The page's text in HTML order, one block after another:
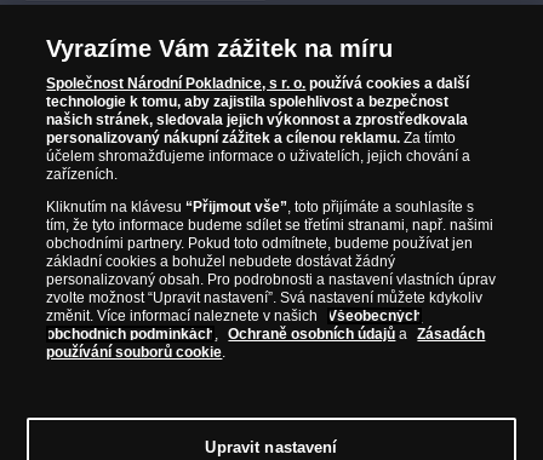
Vyrazíme Vám zážitek na míru
Společnost Národní Pokladnice, s r. o. používá cookies a další
technologie k tomu, aby zajistila spolehlivost a bezpečnost
našich stránek, sledovala jejich výkonnost a zprostředkovala
personalizovaný nákupní zážitek a cílenou reklamu. Za tímto
účelem shromažďujeme informace o uživatelích, jejich chování a
zařízeních.
Kliknutím na klávesu“Přijmout vše”, toto přijímáte a souhlasíte s
tím, že tyto informace budeme sdílet se třetími stranami, např. našimi
obchodními partnery. Pokud toto odmítnete, budeme používat jen
základní cookies a bohužel nebudete dostávat žádný
personalizovaný obsah. Pro podrobnosti a nastavení vlastních úprav
zvolte možnost “Upravit nastavení”. Svá nastavení můžete kdykoliv
změnit. Více informací naleznete v našich
Všeobecných
obchodních podmínkách , Ochraně osobních údajů a
Zásadách
používání souborů cookie.
Upravit nastavení